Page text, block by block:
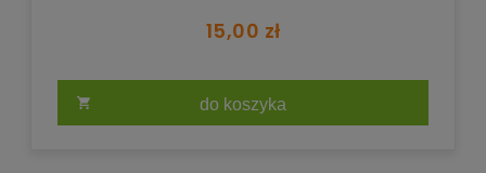
15,00 zł
do koszyka